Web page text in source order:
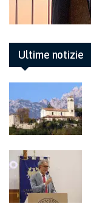
Ultime notizie